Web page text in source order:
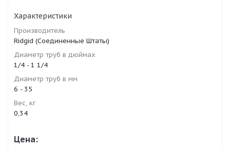
Характеристики
Производитель
Ridgid (Соединенные Штаты)
Диаметр труб в дюймах
1/4 - 1 1/4
Диаметр труб в мм
6 - 35
Вес, кг
0,34
Цена: